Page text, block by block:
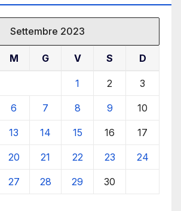
Settembre 2023
M G V S D
1 2 3
6 7 8 9 10
13 14 15 16 17
20 21 22 23 24
27 28 29 30